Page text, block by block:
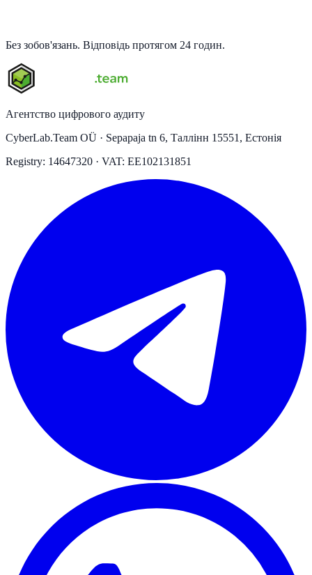
Без зобов'язань. Відповідь протягом 24 годин.
Агентство цифрового аудиту
CyberLab.Team OÜ · Sepapaja tn 6, Таллінн 15551, Естонія
Registry: 14647320 · VAT: EE102131851